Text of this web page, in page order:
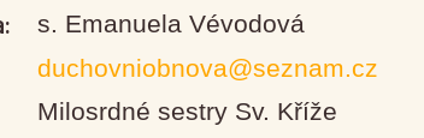
s. Emanuela Vévodová
duchovniobnova@seznam.cz
Milosrdné sestry Sv. Kříže